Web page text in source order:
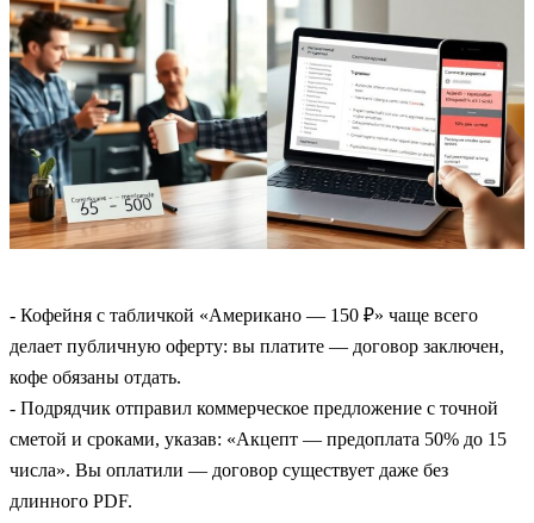
- Кофейня с табличкой «Американо — 150 ₽» чаще всего
делает публичную оферту: вы платите — договор заключен,
кофе обязаны отдать.
- Подрядчик отправил коммерческое предложение с точной
сметой и сроками, указав: «Акцепт — предоплата 50% до 15
числа». Вы оплатили — договор существует даже без
длинного PDF.